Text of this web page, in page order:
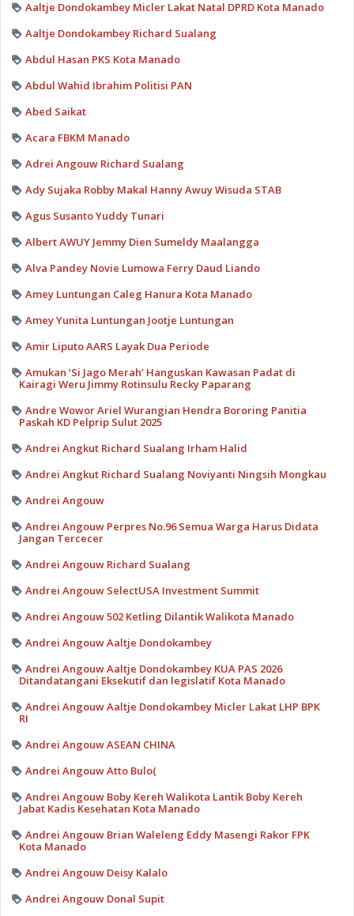
Aaltje Dondokambey Micler Lakat Natal DPRD Kota Manado
Aaltje Dondokambey Richard Sualang
Abdul Hasan PKS Kota Manado
Abdul Wahid Ibrahim Politisi PAN
Abed Saikat
Acara FBKM Manado
Adrei Angouw Richard Sualang
Ady Sujaka Robby Makal Hanny Awuy Wisuda STAB
Agus Susanto Yuddy Tunari
Albert AWUY Jemmy Dien Sumeldy Maalangga
Alva Pandey Novie Lumowa Ferry Daud Liando
Amey Luntungan Caleg Hanura Kota Manado
Amey Yunita Luntungan Jootje Luntungan
Amir Liputo AARS Layak Dua Periode
Amukan ‘Si Jago Merah’ Hanguskan Kawasan Padat di
Kairagi Weru Jimmy Rotinsulu Recky Paparang
Andre Wowor Ariel Wurangian Hendra Bororing Panitia
Paskah KD Pelprip Sulut 2025
Andrei Angkut Richard Sualang Irham Halid
Andrei Angkut Richard Sualang Noviyanti Ningsih Mongkau
Andrei Angouw
Andrei Angouw Perpres No.96 Semua Warga Harus Didata
Jangan Tercecer
Andrei Angouw Richard Sualang
Andrei Angouw SelectUSA Investment Summit
Andrei Angouw 502 Ketling Dilantik Walikota Manado
Andrei Angouw Aaltje Dondokambey
Andrei Angouw Aaltje Dondokambey KUA PAS 2026
Ditandatangani Eksekutif dan legislatif Kota Manado
Andrei Angouw Aaltje Dondokambey Micler Lakat LHP BPK
RI
Andrei Angouw ASEAN CHINA
Andrei Angouw Atto Bulo(
Andrei Angouw Boby Kereh Walikota Lantik Boby Kereh
Jabat Kadis Kesehatan Kota Manado
Andrei Angouw Brian Waleleng Eddy Masengi Rakor FPK
Kota Manado
Andrei Angouw Deisy Kalalo
Andrei Angouw Donal Supit